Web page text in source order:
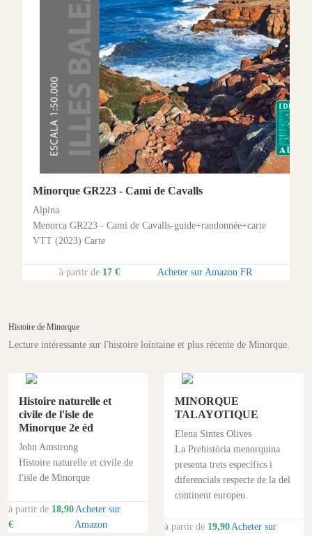
Minorque GR223 - Cami de Cavalls
Alpina
Menorca GR223 - Cami de Cavalls-guide+randonnée+carte
VTT (2023) Carte
à partir de 17 € Acheter sur Amazon FR
Histoire de Minorque
Lecture intéressante sur l'histoire lointaine et plus récente de Minorque.
Histoire naturelle et
civile de l'isle de
Minorque 2e éd
John Amstrong
Histoire naturelle et civile de
l'isle de Minorque
à partir de 18,90
€
Acheter sur
Amazon
MINORQUE
TALAYOTIQUE
Elena Sintes Olives
La Prehistòria menorquina
presenta trets específics i
diferencials respecte de la del
continent europeu.
à partir de 19,90Acheter sur